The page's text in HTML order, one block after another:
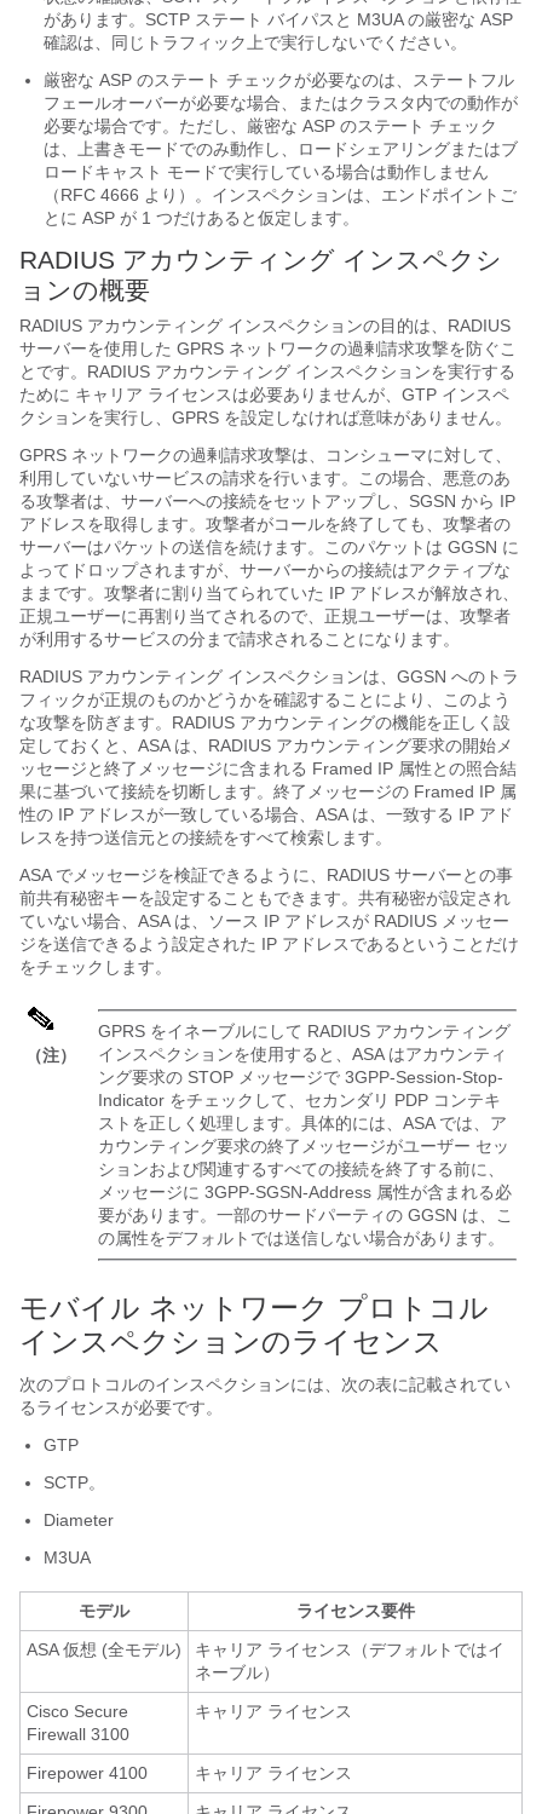
があります。SCTP ステート バイパスと M3UA の厳密な ASP
確認は、同じトラフィック上で実行しないでください。
厳密な ASP のステート チェックが必要なのは、ステートフル
フェールオーバーが必要な場合、またはクラスタ内での動作が
必要な場合です。ただし、厳密な ASP のステート チェック
は、上書きモードでのみ動作し、ロードシェアリングまたはブ
ロードキャスト モードで実行している場合は動作しません
（RFC 4666 より）。インスペクションは、エンドポイントご
とに ASP が 1 つだけあると仮定します。
RADIUS アカウンティング インスペクシ
ョンの概要
RADIUS アカウンティング インスペクションの目的は、RADIUS
サーバーを使用した GPRS ネットワークの過剰請求攻撃を防ぐこ
とです。RADIUS アカウンティング インスペクションを実行する
ために キャリア ライセンスは必要ありませんが、GTP インスペ
クションを実行し、GPRS を設定しなければ意味がありません。
GPRS ネットワークの過剰請求攻撃は、コンシューマに対して、
利用していないサービスの請求を行います。この場合、悪意のあ
る攻撃者は、サーバーへの接続をセットアップし、SGSN から IP
アドレスを取得します。攻撃者がコールを終了しても、攻撃者の
サーバーはパケットの送信を続けます。このパケットは GGSN に
よってドロップされますが、サーバーからの接続はアクティブな
ままです。攻撃者に割り当てられていた IP アドレスが解放され、
正規ユーザーに再割り当てされるので、正規ユーザーは、攻撃者
が利用するサービスの分まで請求されることになります。
RADIUS アカウンティング インスペクションは、GGSN へのトラ
フィックが正規のものかどうかを確認することにより、このよう
な攻撃を防ぎます。RADIUS アカウンティングの機能を正しく設
定しておくと、ASA は、RADIUS アカウンティング要求の開始メ
ッセージと終了メッセージに含まれる Framed IP 属性との照合結
果に基づいて接続を切断します。終了メッセージの Framed IP 属
性の IP アドレスが一致している場合、ASA は、一致する IP アド
レスを持つ送信元との接続をすべて検索します。
ASA でメッセージを検証できるように、RADIUS サーバーとの事
前共有秘密キーを設定することもできます。共有秘密が設定され
ていない場合、ASA は、ソース IP アドレスが RADIUS メッセー
ジを送信できるよう設定された IP アドレスであるということだけ
をチェックします。
（注）
GPRS をイネーブルにして RADIUS アカウンティング
インスペクションを使用すると、ASA はアカウンティ
ング要求の STOP メッセージで 3GPP-Session-Stop-
Indicator をチェックして、セカンダリ PDP コンテキ
ストを正しく処理します。具体的には、ASA では、ア
カウンティング要求の終了メッセージがユーザー セッ
ションおよび関連するすべての接続を終了する前に、
メッセージに 3GPP-SGSN-Address 属性が含まれる必
要があります。一部のサードパーティの GGSN は、こ
の属性をデフォルトでは送信しない場合があります。
モバイル ネットワーク プロトコル
インスペクションのライセンス
次のプロトコルのインスペクションには、次の表に記載されてい
るライセンスが必要です。
GTP
SCTP。
Diameter
M3UA
モデル
ライセンス要件
ASA 仮想 (全モデル) キャリア ライセンス（デフォルトではイ
ネーブル）
Cisco Secure
Firewall 3100
キャリア ライセンス
Firepower 4100
キャリア ライセンス